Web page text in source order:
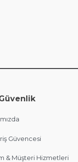
Güvencesi
& Müşteri Hizmetleri